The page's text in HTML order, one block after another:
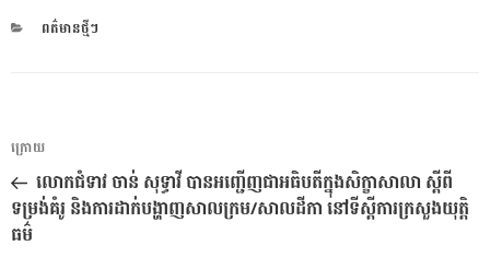
CATEGORIES
ពត៌មានថ្មីៗ
ការ​
នាំទិស​
ប្រកាស
អត្ថបទ
មុន
ក្រោយ
លោកជំទាវ ចាន់ សុទ្ធាវី បានអញ្ជើញជាអធិបតីក្នុងសិក្ខាសាលា ស្តីពី
ទម្រង់គំរូ និងការដាក់បង្ហាញសាលក្រម/សាលដីកា នៅទីស្តីការក្រសួងយុត្តិ
ធម៌